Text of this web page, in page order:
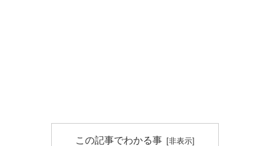
この記事でわかる事